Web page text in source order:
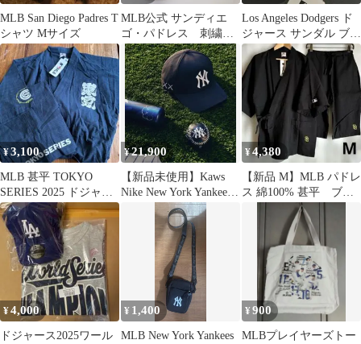
MLB San Diego Padres T
シャツ Mサイズ
MLB公式 サンディエ
ゴ・パドレス 刺繍ロ
ゴ入りミニショルダー
バッグ
Los Angeles Dodgers ド
ジャース サンダル ブラ
ック ゴールド
¥3,100
MLB 甚平 TOKYO
SERIES 2025 ドジャー
ス メンズ L 新品
¥21,900
【新品未使用】Kaws
Nike New York Yankees
¥4,380
【新品 M】MLB パドレ
ス 綿100% 甚平 ブラ
¥4,000
ドジャース2025ワール
¥ 1,400
MLB New York Yankees
¥900
MLBプレイヤーズトー